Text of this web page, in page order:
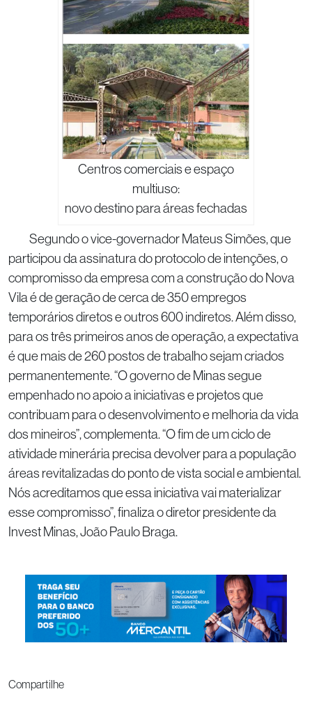
Centros comerciais e espaço
multiuso:
novo destino para áreas fechadas
Segundo o vice-governador Mateus Simões, que
participou da assinatura do protocolo de intenções, o
compromisso da empresa com a construção do Nova
Vila é de geração de cerca de 350 empregos
temporários diretos e outros 600 indiretos. Além disso,
para os três primeiros anos de operação, a expectativa
é que mais de 260 postos de trabalho sejam criados
permanentemente. “O governo de Minas segue
empenhado no apoio a iniciativas e projetos que
contribuam para o desenvolvimento e melhoria da vida
dos mineiros”, complementa. “O fim de um ciclo de
atividade minerária precisa devolver para a população
áreas revitalizadas do ponto de vista social e ambiental.
Nós acreditamos que essa iniciativa vai materializar
esse compromisso”, finaliza o diretor presidente da
Invest Minas, João Paulo Braga.
Compartilhe